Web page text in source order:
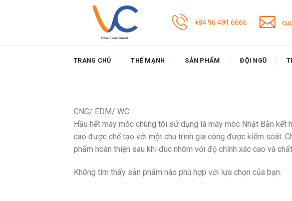
+84 96 491 6666
TRANG CHỦ THẾ MẠNH SẢN PHẨM ĐỘI NGŨ
CNC/ EDM/ WC
Hầu hết máy móc chúng tôi sử dụng là máy móc Nhật Bản
cao được chế tạo với một chu trình gia công được kiểm soát.
phẩm hoàn thiện sau khi đúc nhôm với độ chính xác cao và
Không tìm thấy sản phẩm nào phù hợp với lựa chọn của bạn.